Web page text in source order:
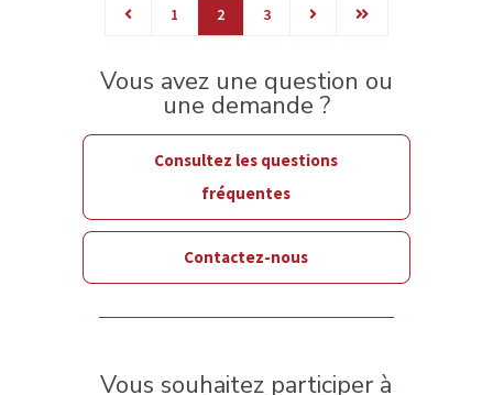
1 2 3
Vous avez une question ou
une demande ?
Consultez les questions
fréquentes
Contactez-nous
Vous souhaitez participer à